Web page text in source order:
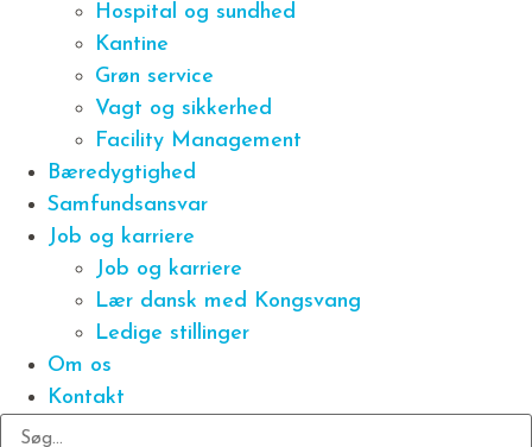
Hospital og sundhed
Kantine
Grøn service
Vagt og sikkerhed
Facility Management
Bæredygtighed
Samfundsansvar
Job og karriere
Job og karriere
Lær dansk med Kongsvang
Ledige stillinger
Om os
Kontakt